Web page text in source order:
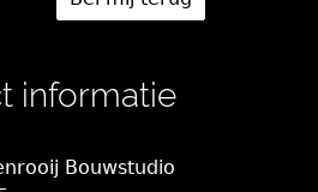
informatie
Bouwstudio